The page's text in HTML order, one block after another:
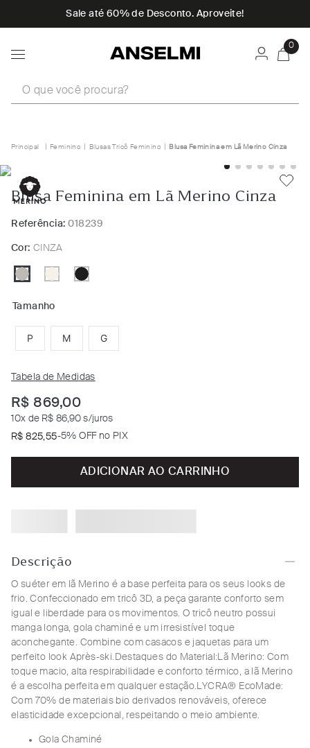
Sale até 60% de Desconto. Aproveite!
0
Feminino Blusas Tricô Feminino Blusa Feminina em Lã Merino Cinza
Blusa Feminina em Lã Merino Cinza
Referência: 018239
Cor: CINZA
Tamanho
P M G
Tabela de Medidas
R$ 869,00
10x de R$ 86,90 s/juros
R$ 825,55-5% OFF no PIX
ADICIONAR AO CARRINHO
Descrição
O suéter em lã Merino é a base perfeita para os seus looks de
frio. Confeccionado em tricô 3D, a peça garante conforto sem
igual e liberdade para os movimentos. O tricô neutro possui
manga longa, gola chaminé e um irresistível toque
aconchegante. Combine com casacos e jaquetas para um
perfeito look Après-ski. Destaques do Material:
Lã Merino: Com
toque macio, alta respirabilidade e conforto térmico, a lã Merino
é a escolha perfeita em qualquer estação.
LYCRA® EcoMade:
Com 70% de materiais bio derivados renováveis, oferece
elasticidade excepcional, respeitando o meio ambiente.
Gola Chaminé